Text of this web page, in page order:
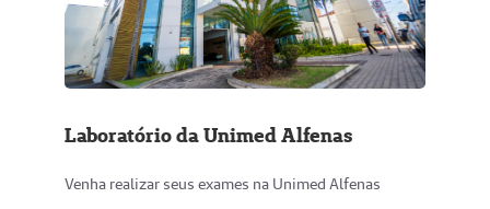
Laboratório da Unimed Alfenas
Venha realizar seus exames na Unimed Alfenas